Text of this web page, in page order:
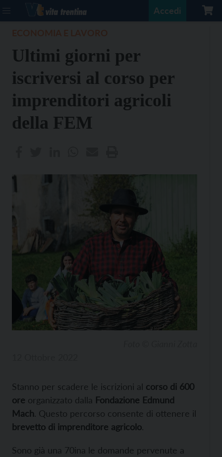
Accedi
Ultimi giorni per
iscriversi al corso per
imprenditori agricoli
della FEM
Stanno per scadere le iscrizioni al corso di 600
ore organizzato dalla Fondazione Edmund
Mach. Questo percorso consente di ottenere il
brevetto di imprenditore agricolo.
Sono già una 70ina le domande pervenute a